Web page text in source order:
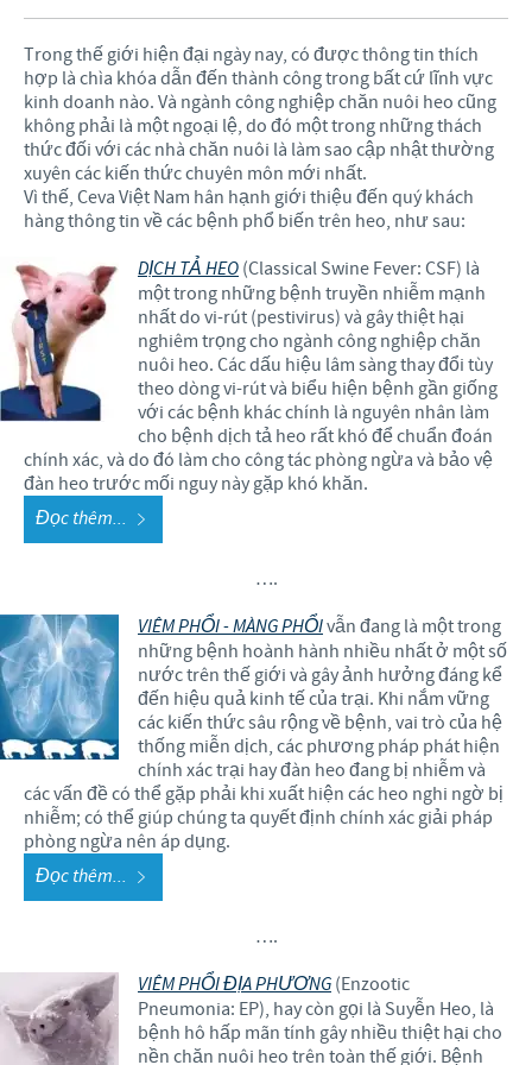
Trong thế giới hiện đại ngày nay, có được thông tin thích
hợp là chìa khóa dẫn đến thành công trong bất cứ lĩnh vực
kinh doanh nào. Và ngành công nghiệp chăn nuôi heo cũng
không phải là một ngoại lệ, do đó một trong những thách
thức đối với các nhà chăn nuôi là làm sao cập nhật thường
xuyên các kiến thức chuyên môn mới nhất.
Vì thế, Ceva Việt Nam hân hạnh giới thiệu đến quý khách
hàng thông tin về các bệnh phổ biến trên heo, như sau:
DỊCH TẢ HEO (Classical Swine Fever: CSF) là
một trong những bệnh truyền nhiễm mạnh
nhất do vi-rút (pestivirus) và gây thiệt hại
nghiêm trọng cho ngành công nghiệp chăn
nuôi heo. Các dấu hiệu lâm sàng thay đổi tùy
theo dòng vi-rút và biểu hiện bệnh gần giống
với các bệnh khác chính là nguyên nhân làm
cho bệnh dịch tả heo rất khó để chuẩn đoán
chính xác, và do đó làm cho công tác phòng ngừa và bảo vệ
đàn heo trước mối nguy này gặp khó khăn.
Đọc thêm...
….
VIÊM PHỔI - MÀNG PHỔIvẫn đang là một trong
những bệnh hoành hành nhiều nhất ở một số
nước trên thế giới và gây ảnh hưởng đáng kể
đến hiệu quả kinh tế của trại. Khi nắm vững
các kiến thức sâu rộng về bệnh, vai trò của hệ
thống miễn dịch, các phương pháp phát hiện
chính xác trại hay đàn heo đang bị nhiễm và
các vấn đề có thể gặp phải khi xuất hiện các heo nghi ngờ bị
nhiễm; có thể giúp chúng ta quyết định chính xác giải pháp
phòng ngừa nên áp dụng.
Đọc thêm...
….
VIÊM PHỔI ĐỊA PHƯƠNG (Enzootic
Pneumonia: EP), hay còn gọi là Suyễn Heo, là
bệnh hô hấp mãn tính gây nhiều thiệt hại cho
nền chăn nuôi heo trên toàn thế giới. Bệnh